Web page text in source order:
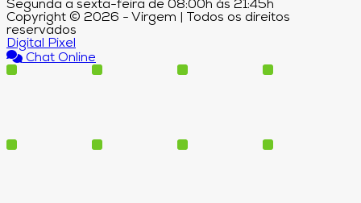
Segunda a sexta-feira de 08:00h às 21:45h
Copyright © 2026 - Virgem | Todos os direitos
reservados
Digital Pixel
Chat Online